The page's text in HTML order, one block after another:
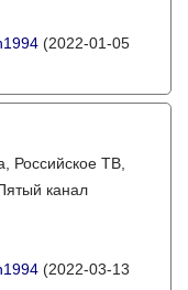
(2022-01-05
Российское ТВ,
канал
(2022-03-13